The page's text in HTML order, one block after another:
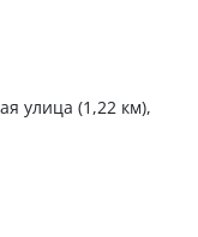
улица (1,22 км),